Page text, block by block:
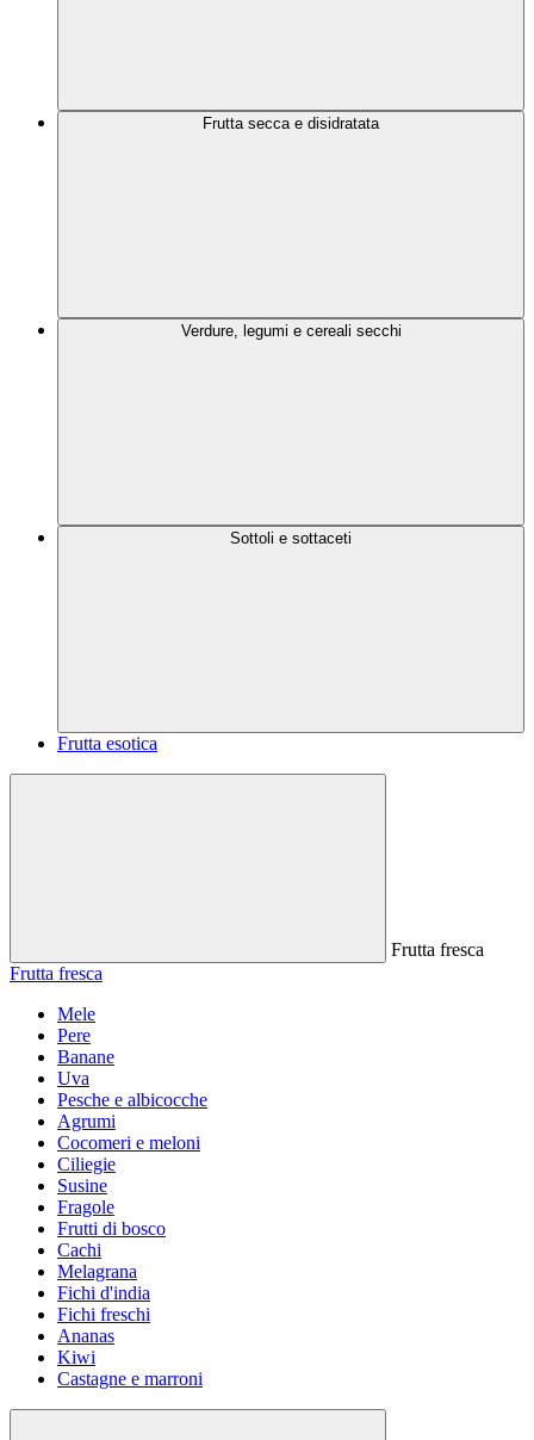
Frutta secca e disidratata
Verdure, legumi e cereali secchi
Sottoli e sottaceti
Frutta esotica
Frutta fresca
Frutta fresca
Mele
Pere
Banane
Uva
Pesche e albicocche
Agrumi
Cocomeri e meloni
Ciliegie
Susine
Fragole
Frutti di bosco
Cachi
Melagrana
Fichi d'india
Fichi freschi
Ananas
Kiwi
Castagne e marroni